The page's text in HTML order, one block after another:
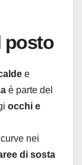
posto
e
è parte del
occhi e
nei
di sosta